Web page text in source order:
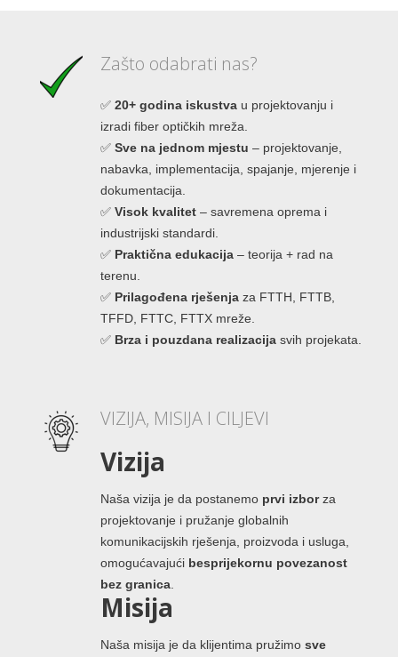
Zašto odabrati nas?
✅ 20+ godina iskustva u projektovanju i
izradi fiber optičkih mreža.
✅ Sve na jednom mjestu – projektovanje,
nabavka, implementacija, spajanje, mjerenje i
dokumentacija.
✅ Visok kvalitet – savremena oprema i
industrijski standardi.
✅ Praktična edukacija – teorija + rad na
terenu.
✅ Prilagođena rješenja za FTTH, FTTB,
TFFD, FTTC, FTTX mreže.
✅ Brza i pouzdana realizacija svih projekata.
VIZIJA, MISIJA I CILJEVI
Vizija
Naša vizija je da postanemo prvi izborza
projektovanje i pružanje globalnih
komunikacijskih rješenja, proizvoda i usluga,
omogućavajući besprijekornu povezanost
bez granica
Misija
Naša misija je da klijentima pružimo sve